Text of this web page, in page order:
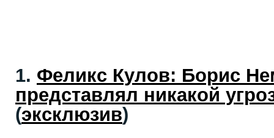
1. Феликс Кулoв: Борис
представлял никакой
(эксклюзив)